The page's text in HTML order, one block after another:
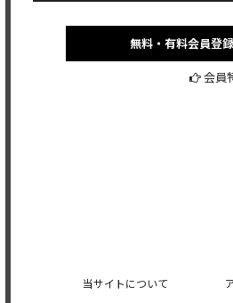
無料・有料会員登
会員
当サイトについて